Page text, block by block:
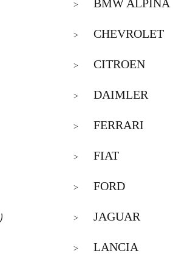
> BMW ALPINA
> CHEVROLET
> CITROEN
> DAIMLER
> FERRARI
> FIAT
> FORD
> JAGUAR
> LANCIA